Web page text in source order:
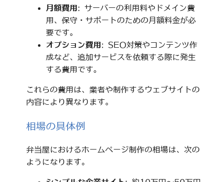
月額費用: サーバーの利用料やドメイン費
用、保守・サポートのための月額料金が必
要です。
オプション費用: SEO対策やコンテンツ作
成など、追加サービスを依頼する際に発生
する費用です。
これらの費用は、業者や制作するウェブサイトの
内容により異なります。
相場の具体例
弁当屋におけるホームページ制作の相場は、次の
ようになります。